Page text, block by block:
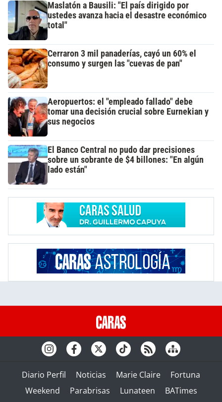
Maslatón a Bausili: "El país dirigido por
ustedes avanza hacia el desastre económico
total"
Cerraron 3 mil panaderías, cayó un 60% el
consumo y surgen las "cuevas de pan"
Aeropuertos: el "empleado fallado" debe
tomar una decisión crucial sobre Eurnekian y
sus negocios
El Banco Central no pudo dar precisiones
sobre un sobrante de $4 billones: "En algún
lado están"
Diario Perfil Noticias Marie Claire
Fortuna
Weekend
Parabrisas Lunateen BATimes